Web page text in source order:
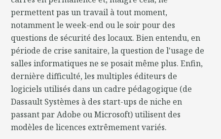
permettent pas un travail à tout moment,
notamment le week-end ou le soir pour des
questions de sécurité des locaux. Bien entendu, en
période de crise sanitaire, la question de l'usage de
salles informatiques ne se posait même plus. Enfin,
dernière difficulté, les multiples éditeurs de
logiciels utilisés dans un cadre pédagogique (de
Dassault Systèmes à des start-ups de niche en
passant par Adobe ou Microsoft) utilisent des
modèles de licences extrêmement variés.